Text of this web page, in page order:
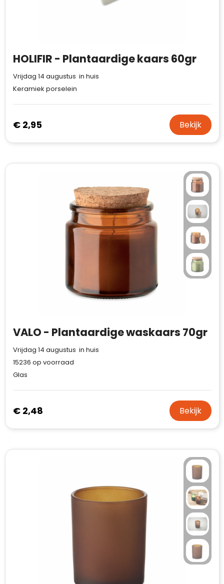
HOLIFIR - Plantaardige kaars 60gr
Vrijdag 14 augustus in huis
Keramiek porselein
€ 2,95 Bekijk
VALO - Plantaardige waskaars 70gr
Vrijdag 14 augustus in huis
15236 op voorraad
Glas
€ 2,48 Bekijk